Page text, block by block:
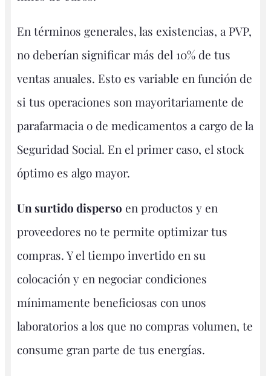
En términos generales, las existencias, a PVP,
no deberían significar más del 10% de tus
ventas anuales. Esto es variable en función de
si tus operaciones son mayoritariamente de
parafarmacia o de medicamentos a cargo de la
Seguridad Social. En el primer caso, el stock
óptimo es algo mayor.
Un surtido disperso en productos y en
proveedores no te permite optimizar tus
compras. Y el tiempo invertido en su
colocación y en negociar condiciones
mínimamente beneficiosas con unos
laboratorios a los que no compras volumen, te
consume gran parte de tus energías.